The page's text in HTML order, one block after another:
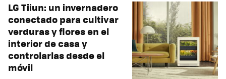
LG Tiiun: un invernadero
conectado para cultivar
verduras y flores en el
interior de casa y
controlarlas ​desde el
móvil